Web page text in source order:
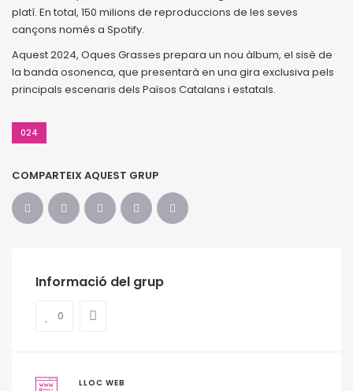
platí. En total, 150 milions de reproduccions de les seves
cançons només a Spotify.
Aquest 2024, Oques Grasses prepara un nou àlbum, el sisè de
la banda osonenca, que presentarà en una gira exclusiva pels
principals escenaris dels Països Catalans i estatals.
024
COMPARTEIX AQUEST GRUP
Informació del grup
0
LLOC WEB